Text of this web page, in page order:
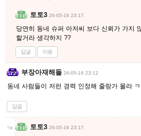
토토3 26-05-16 23:17
당연히 동네 슈퍼 아저씨 보다 신뢰가 가지
할거라 생각하지 ??
답글 이동
부장아재해돌 26-05-16 23:12
동네 사람들이 저런 경력 인정해 줄랑가 몰라 ㅋ
답글
토토3 26-05-16 23:17